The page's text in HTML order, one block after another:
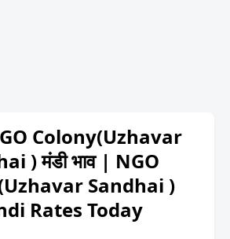
Colony(Uzhavar
) मंडी भाव | NGO
Sandhai )
Rates Today